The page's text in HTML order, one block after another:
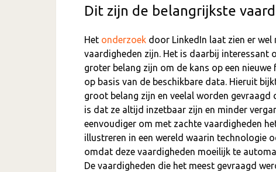
Dit zijn de belangrijkste
Het onderzoek door LinkedIn laat zien er
vaardigheden zijn. Het is daarbij interessant
groter belang zijn om de kans op een
op basis van de beschikbare data. Hieruit
groot belang zijn en veelal worden
is dat ze altijd inzetbaar zijn en minder
eenvoudiger om met zachte vaardigheden
illustreren in een wereld waarin technologie
omdat deze vaardigheden moeilijk te
De vaardigheden die het meest gevraagd